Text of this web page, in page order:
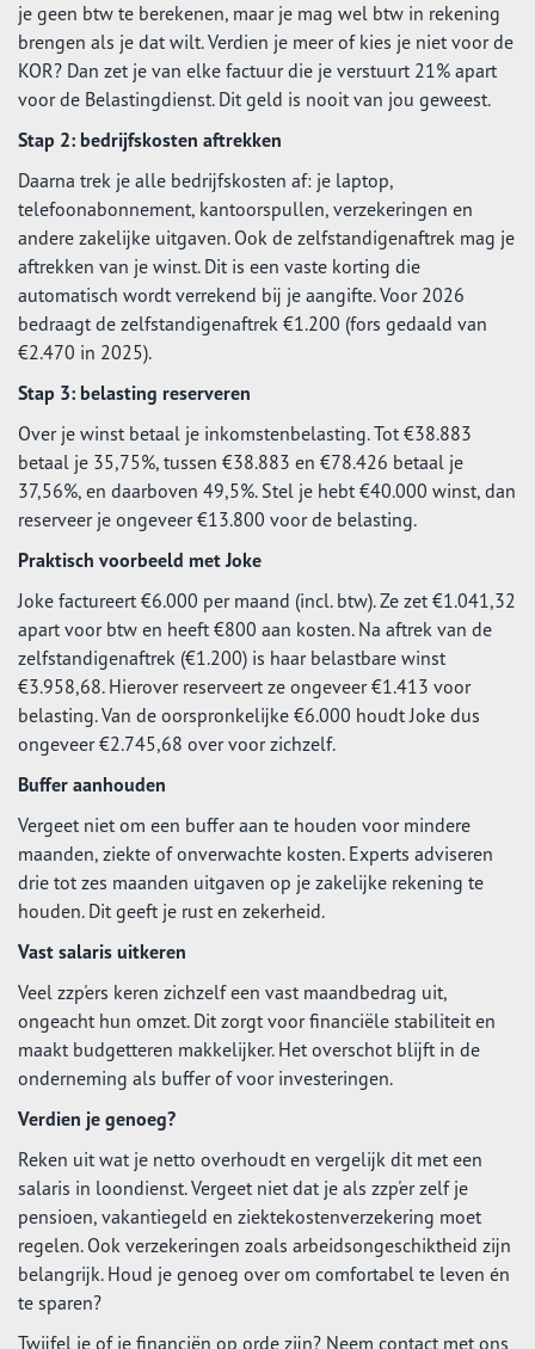
je geen btw te berekenen, maar je mag wel btw in rekening
brengen als je dat wilt. Verdien je meer of kies je niet voor de
KOR? Dan zet je van elke factuur die je verstuurt 21% apart
voor de Belastingdienst. Dit geld is nooit van jou geweest.
Stap 2: bedrijfskosten aftrekken
Daarna trek je alle bedrijfskosten af: je laptop,
telefoonabonnement, kantoorspullen, verzekeringen en
andere zakelijke uitgaven. Ook de zelfstandigenaftrek mag je
aftrekken van je winst. Dit is een vaste korting die
automatisch wordt verrekend bij je aangifte. Voor 2026
bedraagt de zelfstandigenaftrek €1.200 (fors gedaald van
€2.470 in 2025).
Stap 3: belasting reserveren
Over je winst betaal je inkomstenbelasting. Tot €38.883
betaal je 35,75%, tussen €38.883 en €78.426 betaal je
37,56%, en daarboven 49,5%. Stel je hebt €40.000 winst, dan
reserveer je ongeveer €13.800 voor de belasting.
Praktisch voorbeeld met Joke
Joke factureert €6.000 per maand (incl. btw). Ze zet €1.041,32
apart voor btw en heeft €800 aan kosten. Na aftrek van de
zelfstandigenaftrek (€1.200) is haar belastbare winst
€3.958,68. Hierover reserveert ze ongeveer €1.413 voor
belasting. Van de oorspronkelijke €6.000 houdt Joke dus
ongeveer €2.745,68 over voor zichzelf.
Buffer aanhouden
Vergeet niet om een buffer aan te houden voor mindere
maanden, ziekte of onverwachte kosten. Experts adviseren
drie tot zes maanden uitgaven op je zakelijke rekening te
houden. Dit geeft je rust en zekerheid.
Vast salaris uitkeren
Veel zzp'ers keren zichzelf een vast maandbedrag uit,
ongeacht hun omzet. Dit zorgt voor financiële stabiliteit en
maakt budgetteren makkelijker. Het overschot blijft in de
onderneming als buffer of voor investeringen.
Verdien je genoeg?
Reken uit wat je netto overhoudt en vergelijk dit met een
salaris in loondienst. Vergeet niet dat je als zzp'er zelf je
pensioen, vakantiegeld en ziektekostenverzekering moet
regelen. Ook verzekeringen zoals arbeidsongeschiktheid zijn
belangrijk. Houd je genoeg over om comfortabel te leven én
te sparen?
Twijfel je of je financiën op orde zijn? Neem contact met ons